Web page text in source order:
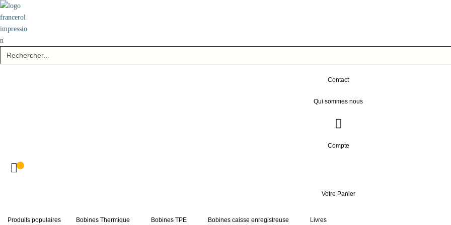
Skip
to
content
Search
for:
Contact
Qui sommes nous
Compte
Votre Panier
Produits populaires Bobines Thermique Bobines TPE Bobines caisse enregistreuse Livres